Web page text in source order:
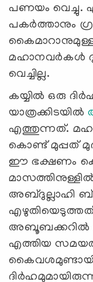
പണയം വെച്ചു.
പകർത്താനും
കൈമാറാനുമുള്ള
മഹാനവർകൾ
വെച്ചില്ല.
കയ്യിൽ ഒരു
യാത്രക്കിടയിൽ
എത്തുന്നത്.
കൊണ്ട് മുപ്പത്
ഈ ഭക്ഷണം
അബ്ദുല്ലാഹി
അബൂബക്കറിൽ
എത്തിയ